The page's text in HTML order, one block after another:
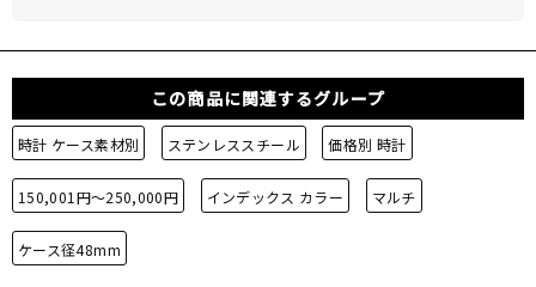
この商品に関連するグループ
時計 ケース素材別 ステンレススチール 価格別 時計
150,001円～250,000円 インデックス カラー マルチ
ケース径48mm